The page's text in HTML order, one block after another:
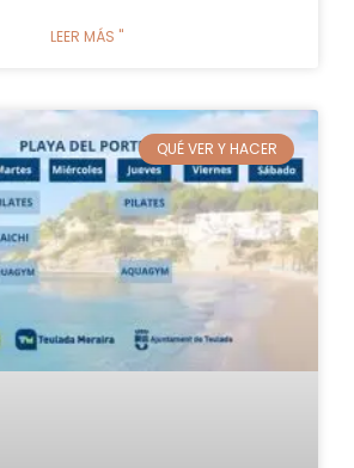
LEER MÁS "
QUÉ VER Y HACER